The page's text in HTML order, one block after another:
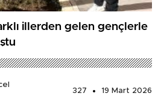
illerden gelen gençlerle
327
19 Mart 2026